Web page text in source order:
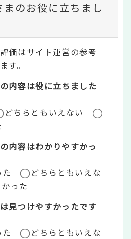
まのお役に立ちまし
価はサイト運営の参考
す。
内容は役に立ちました
どちらともいえない
内容はわかりやすかっ
どちらともいえな
った
見つけやすかったです
どちらともいえな